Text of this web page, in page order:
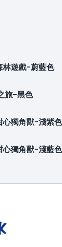
林遊戲-蔚藍色
旅-黑色
獨角獸-淺紫色
獨角獸-淺藍色